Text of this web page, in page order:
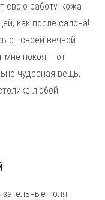
свою работу, кожа
как после салона!
от своей вечной
мне покоя – от
чудесная вещь,
любой
поля